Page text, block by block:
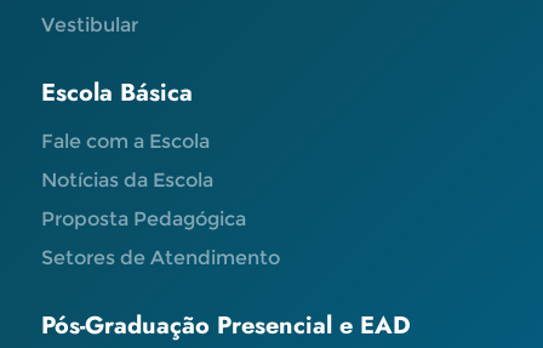
Vestibular
Escola Básica
Fale com a Escola
Notícias da Escola
Proposta Pedagógica
Setores de Atendimento
Pós-Graduação Presencial e EAD